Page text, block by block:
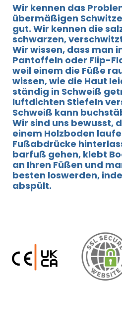
Wir kennen das
übermäßigen
gut. Wir kennen die
schwarzen,
Wir wissen, dass man
Pantoffeln oder Flip-
weil einem die Füße
wissen, wie die Haut
ständig in Schweiß
luftdichten Stiefeln
Schweiß kann
Wir sind uns bewusst,
einem Holzboden
Fußabdrücke
barfuß gehen, klebt
an Ihren Füßen und
besten loswerden,
abspült.